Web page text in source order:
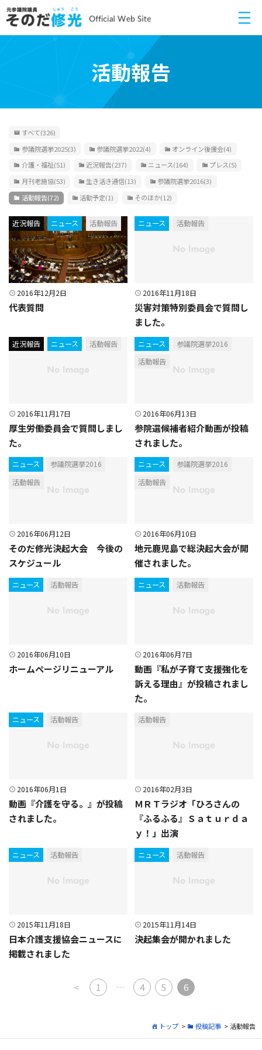
活動報告
すべて(326)
参議院選挙2025(3) 参議院選挙2022(4) オンライン後援会(4)
介護・福祉(51) 近況報告(237) ニュース(164) プレス(5)
月刊老施協(53) 生き活き通信(13) 参議院選挙2016(3)
活動報告(72) 活動予定(1) そのほか(12)
2016年12月2日
代表質問
近況報告 ニュース 活動報告
2016年11月18日
災害対策特別委員会で質問し
ました。
ニュース 活動報告
2016年11月17日
厚生労働委員会で質問しまし
た。
近況報告 ニュース 活動報告
2016年06月13日
参院選候補者紹介動画が投稿
されました。
ニュース
参議院選挙2016
活動報告
2016年06月12日
そのだ修光決起大会 今後の
スケジュール
ニュース
参議院選挙2016
活動報告
2016年06月10日
地元鹿児島で総決起大会が開
催されました。
ニュース
参議院選挙2016
活動報告
2016年06月10日
ホームページリニューアル
ニュース 活動報告
2016年06月7日
動画『私が子育て支援強化を
訴える理由』が投稿されまし
た。
ニュース 活動報告
2016年06月1日
動画『介護を守る。』が投稿
されました。
ニュース 活動報告
2016年02月3日
ＭＲＴラジオ「ひろさんの
『ふるふる』Ｓａｔｕｒｄａ
ｙ！」出演
活動報告
2015年11月18日
日本介護支援協会ニュースに
掲載されました
ニュース 活動報告
2015年11月14日
決起集会が開かれました
ニュース 活動報告
投稿ナビゲーション
< 1 … 4 5 6
トップ > 投稿記事 > 活動報告